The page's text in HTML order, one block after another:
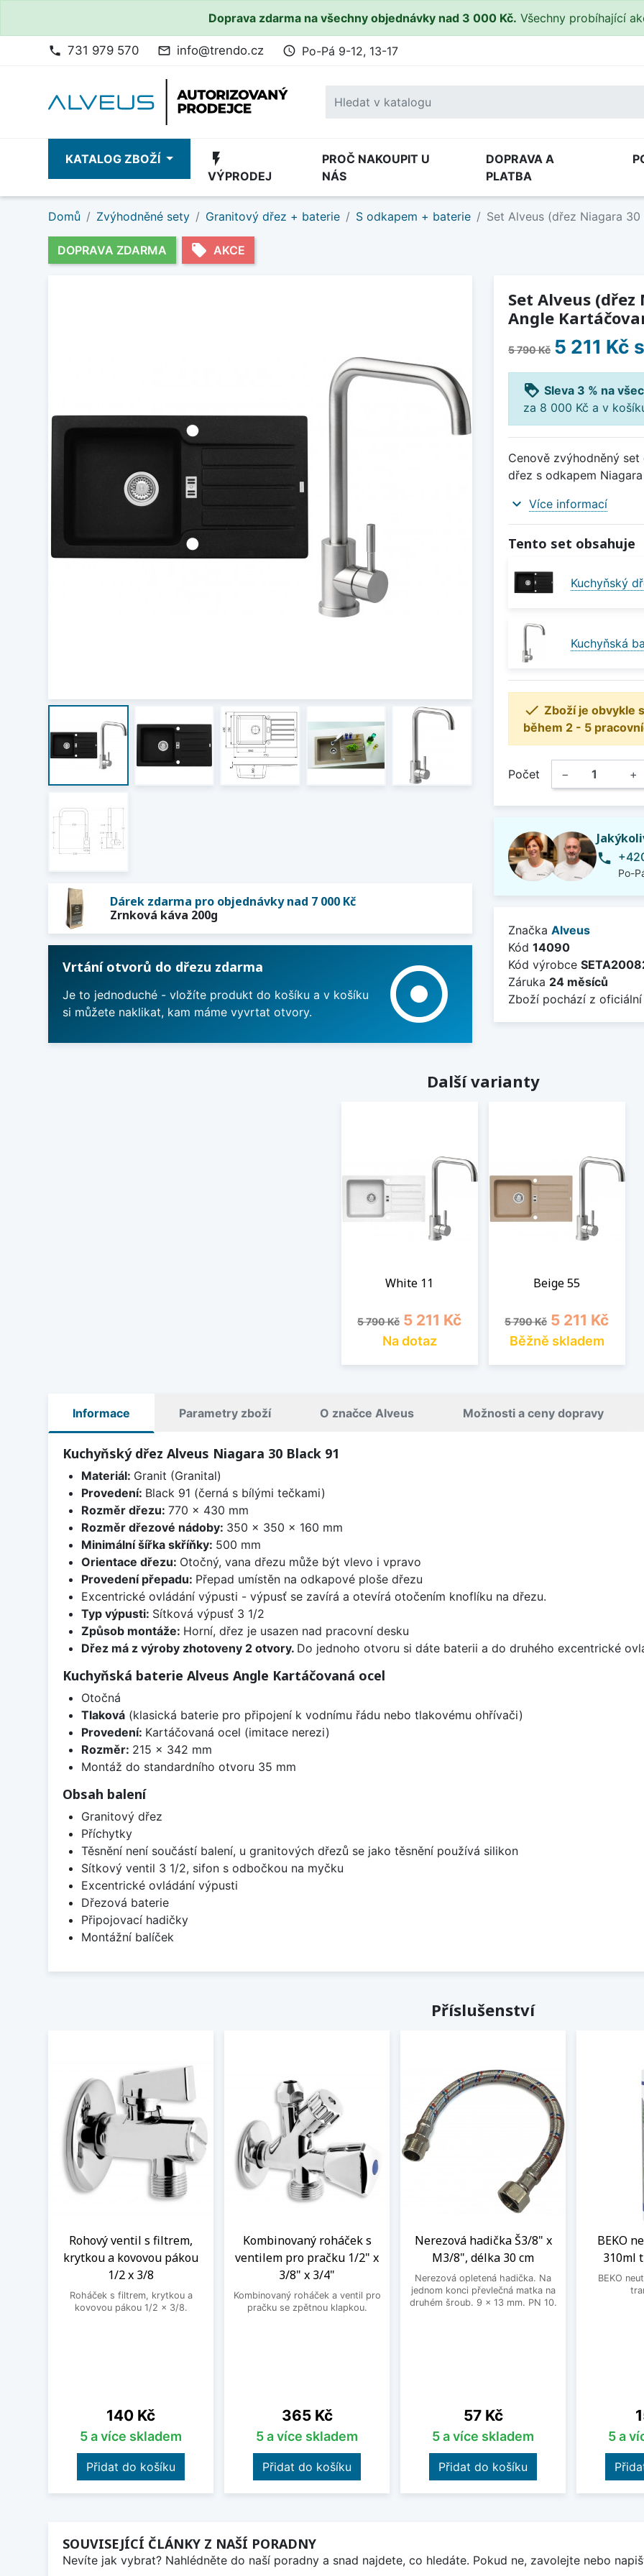
Doprava zdarma na všechny objednávky nad 3 000 Kč. Všechny probíhající
phone 731 979 570 mail_outline info@trendo.cz access_time Po-Pá 9-12, 13-17
KATALOG ZBOŽÍ flash_on
VÝPRODEJ
PROČ NAKOUPIT U
NÁS
DOPRAVA A
PLATBA
Domů Zvýhodněné sety Granitový dřez + baterie S odkapem + baterie Set Alveus (dřez Niagara
DOPRAVA ZDARMA local_offer AKCE
Dárek zdarma pro objednávky nad 7 000 Kč
Zrnková káva 200g
Vrtání otvorů do dřezu zdarma
Je to jednoduché - vložíte produkt do košíku a v košíku
si můžete naklikat, kam máme vyvrtat otvory.
adjust
Set Alveus
Angle
5 790 Kč 5 211 Kč
loyalty Sleva 3 % na
za 8 000 Kč a v
Cenově zvýhodněný
dřez s odkapem
expand_more Více informací
Tento set obsahuje
Kuchyňský
Kuchyňská
 Zboží je obvykle
během 2 - 5
Počet − +
phone
Po-
Značka Alveus
Kód 14090
Kód výrobce
Záruka 24 měsíců
Zboží pochází z
Další varianty
White 11
Běžná cena
5 790 Kč Cena
5 211 Kč
Na dotaz
Beige 55
Běžná cena
5 790 Kč Cena
5 211 Kč
Běžně skladem
Informace Parametry zboží O značce Alveus Možnosti a ceny dopravy
Kuchyňský dřez Alveus Niagara 30 Black 91
Materiál: Granit (Granital)
Provedení: Black 91 (černá s bílými tečkami)
Rozměr dřezu: 770 x 430 mm
Rozměr dřezové nádoby: 350 x 350 x 160 mm
Minimální šířka skříňky: 500 mm
Orientace dřezu: Otočný, vana dřezu může být vlevo i vpravo
Provedení přepadu: Přepad umístěn na odkapové ploše dřezu
Excentrické ovládání výpusti - výpusť se zavírá a otevírá otočením knoflíku na dřezu.
Typ výpusti: Sítková výpusť 3 1/2
Způsob montáže: Horní, dřez je usazen nad pracovní desku
Dřez má z výroby zhotoveny 2 otvory. Do jednoho otvoru si dáte baterii a do druhého excentrické
Kuchyňská baterie Alveus Angle Kartáčovaná ocel
Otočná
Tlaková(klasická baterie pro připojení k vodnímu řádu nebo tlakovému ohřívači)
Provedení: Kartáčovaná ocel (imitace nerezi)
Rozměr: 215 x 342 mm
Montáž do standardního otvoru 35 mm
Obsah balení
Granitový dřez
Příchytky
Těsnění není součástí balení, u granitových dřezů se jako těsnění používá silikon
Sítkový ventil 3 1/2, sifon s odbočkou na myčku
Excentrické ovládání výpusti
Dřezová baterie
Připojovací hadičky
Montážní balíček
Příslušenství
Rohový ventil s filtrem,
krytkou a kovovou pákou
1/2 x 3/8
Roháček s filtrem, krytkou a
kovovou pákou 1/2 x 3/8.
Cena
140 Kč
5 a více skladem
Přidat do košíku
Kombinovaný roháček s
ventilem pro pračku 1/2" x
3/8" x 3/4"
Kombinovaný roháček a ventil pro
pračku se zpětnou klapkou.
Cena
365 Kč
5 a více skladem
Přidat do košíku
Nerezová hadička Š3/8" x
M3/8", délka 30 cm
Nerezová opletená hadička. Na
jednom konci převlečná matka na
druhém šroub. 9 x 13 mm. PN 10.
Cena
57 Kč
5 a více skladem
Přidat do košíku
BEKO
310ml
BEKO
5 a
SOUVISEJÍCÍ ČLÁNKY Z NAŠÍ PORADNY
Nevíte jak vybrat? Nahlédněte do naší poradny a snad najdete, co hledáte. Pokud ne, zavolejte nebo